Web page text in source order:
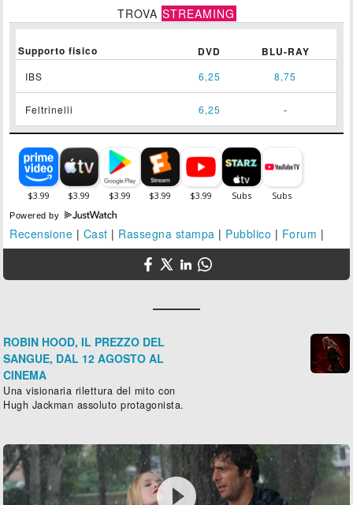
TROVA STREAMING
Supporto fisico DVD BLU-RAY
IBS 6,25 8,75
Feltrinelli 6,25 -
Powered by
Recensione | Cast | Rassegna stampa | Pubblico | Forum |
ROBIN HOOD, IL PREZZO DEL
SANGUE, DAL 12 AGOSTO AL
CINEMA
Una visionaria rilettura del mito con
Hugh Jackman assoluto protagonista.